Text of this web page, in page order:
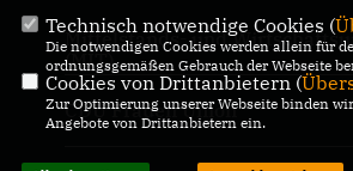
Mittelstands- und
(MIT)
CDU Frauen Union
Technisch notwendige Cookies (
Die notwendigen Cookies werden allein für
ordnungsgemäßen Gebrauch der Webseite
Cookies von Drittanbietern (
Zur Optimierung unserer Webseite binden
Angebote von Drittanbietern ein.